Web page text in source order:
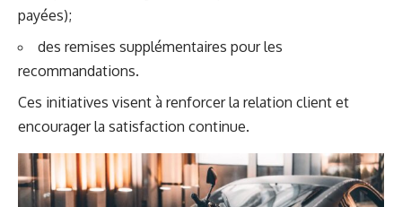
payées);
des remises supplémentaires pour les
recommandations.
Ces initiatives visent à renforcer la relation client et
encourager la satisfaction continue.